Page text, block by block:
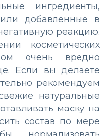
ингредиенты,
добавленные в
реакцию.
косметических
очень вредно
Если вы делаете
рекомендуем
натуральные
маску на
состав по мере